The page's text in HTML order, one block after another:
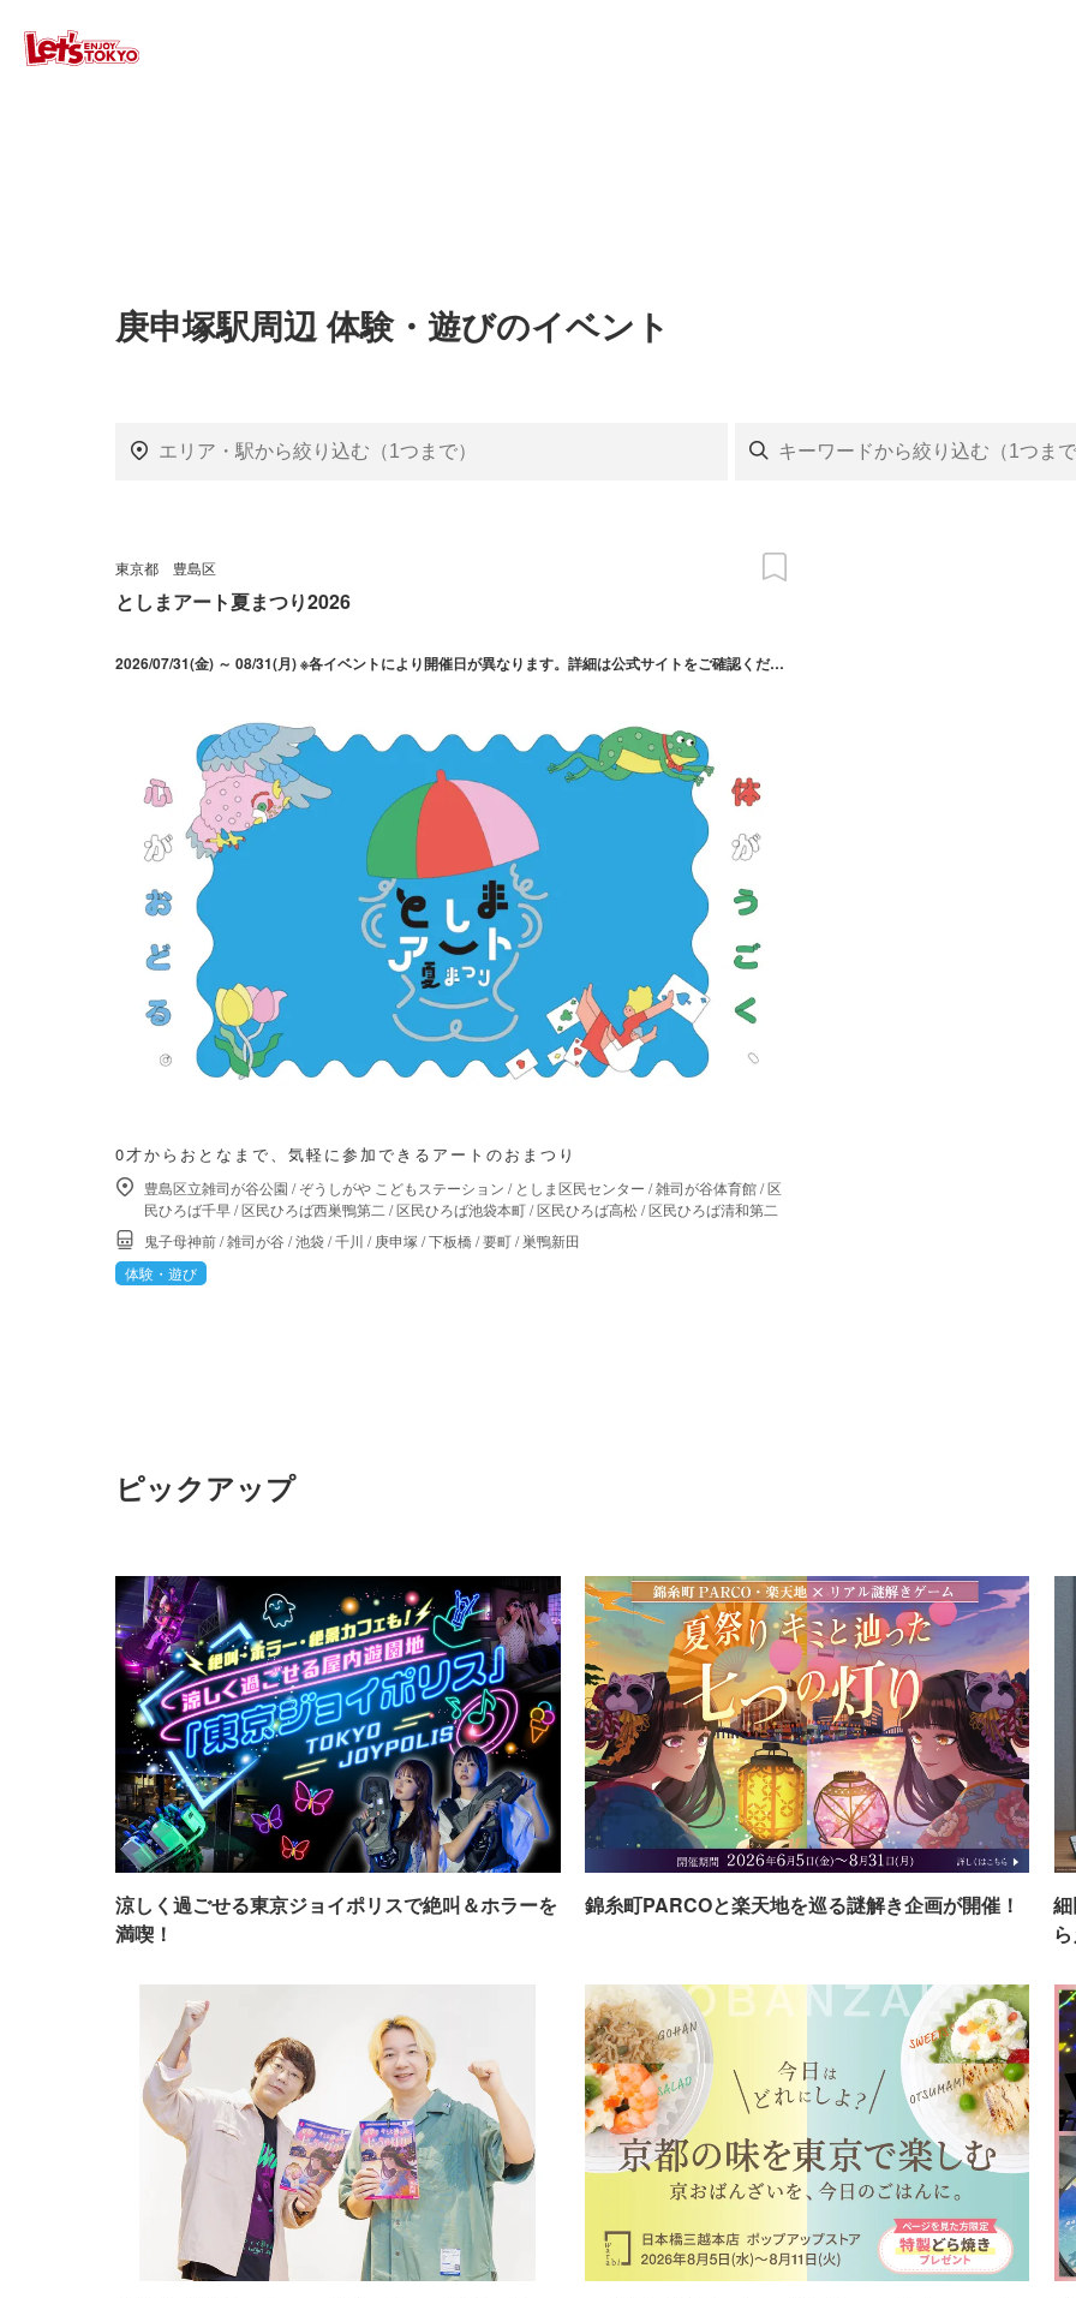
庚申塚駅周辺 体験・遊びのイベント
東京都 豊島区
としまアート夏まつり2026
2026/07/31(金) ～ 08/31(月) ※各イベントにより開催日が異なります。詳細は公式サイトをご確認ください。
0才からおとなまで、気軽に参加できるアートのおまつり
豊島区立雑司が谷公園 /ぞうしがや こどもステーション / としま区民センター /雑司が谷体育館/区
民ひろば千早/区民ひろば西巣鴨第二 /区民ひろば池袋本町/区民ひろば高松/区民ひろば清和第二
鬼子母神前/雑司が谷 /池袋/千川 /庚申塚 /下板橋/要町/巣鴨新田
体験・遊び
ピックアップ
涼しく過ごせる東京ジョイポリスで絶叫＆ホラーを
満喫！
錦糸町PARCOと楽天地を巡る謎解き企画が開催！